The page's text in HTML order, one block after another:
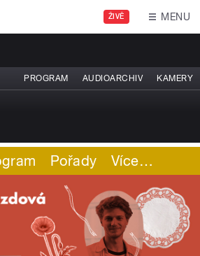
ŽIVĚ MENU
PROGRAM AUDIOARCHIV KAMERY
Pořady Více…